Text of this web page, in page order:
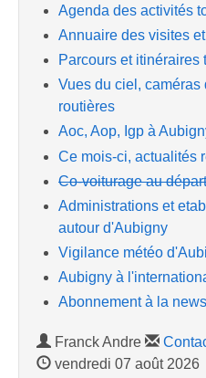
Agenda des activités
Annuaire des visites
Parcours et itinéraires
Vues du ciel, caméras
routières
Aoc, Aop, Igp à
Ce mois-ci, actualités
Co-voiturage au
Administrations et
autour d'Aubigny
Vigilance météo
Aubigny à
Abonnement à la
Franck Andre
vendredi 07 août 2026